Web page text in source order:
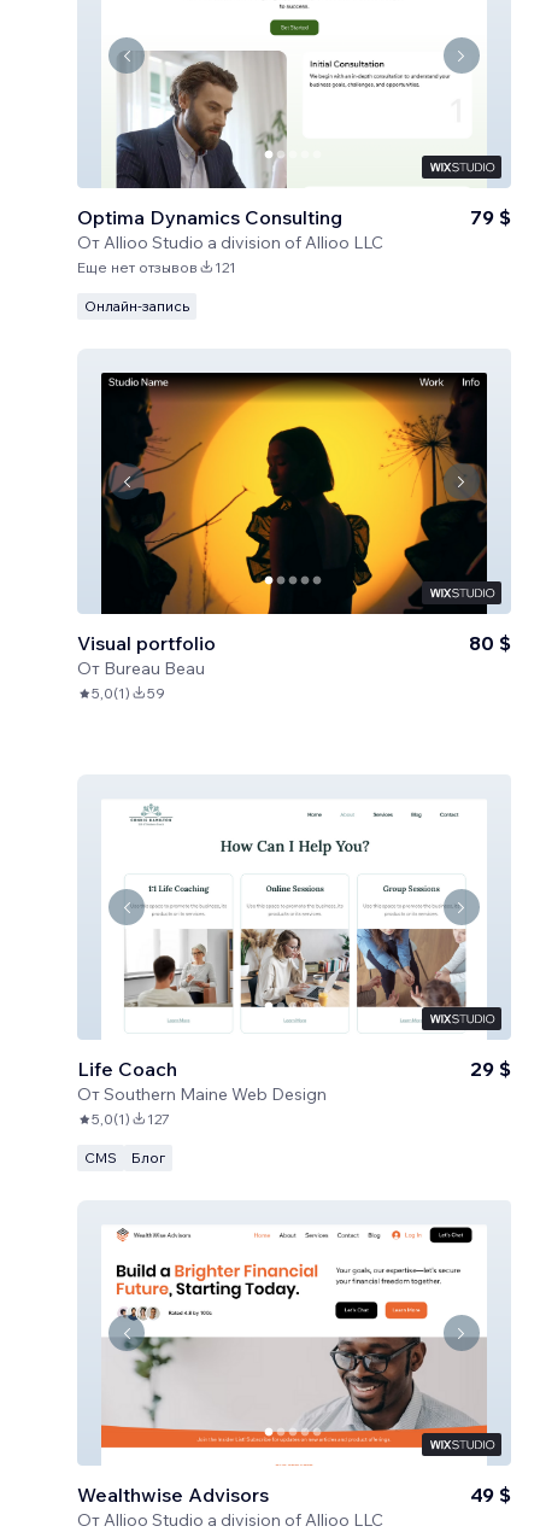
Optima Dynamics Consulting
ОтAllioo Studio a division of Allioo LLC
79 $
Еще нет отзывов 121
Онлайн-запись
Visual portfolio
От Bureau Beau
80 $
5,0(1) 59
Life Coach
ОтSouthern Maine Web Design
29 $
5,0(1) 127
CMS Блог
Wealthwise Advisors
ОтAllioo Studio a division of Allioo LLC
49 $